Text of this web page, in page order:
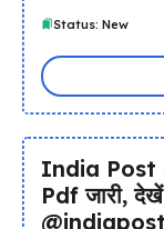
Status: New
India Post
Pdf जारी, देखें